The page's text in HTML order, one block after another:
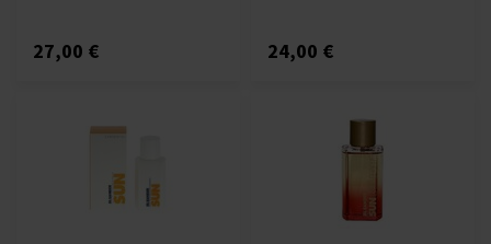
27,00 € 24,00 €